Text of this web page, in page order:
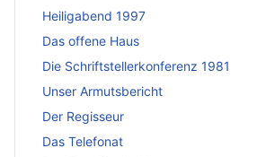
Heiligabend 1997
Das offene Haus
Die Schriftstellerkonferenz 1981
Unser Armutsbericht
Der Regisseur
Das Telefonat